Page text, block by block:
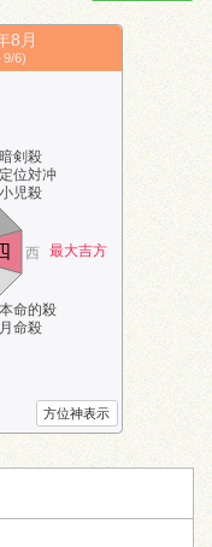
8月
9/6)
暗剣殺
定位対冲
小児殺
最大吉方
本命的殺
月命殺
西
方位神表示